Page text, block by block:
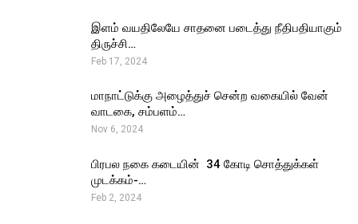
இளம் வயதிலேயே சாதனை படைத்து நீதிபதியாகும்
திருச்சி…
Feb 17, 2024
மாநாட்டுக்கு அழைத்துச் சென்ற வகையில் வேன்
வாடகை, சம்பளம்…
Nov 6, 2024
பிரபல நகை கடையின் ₹ 34 கோடி சொத்துக்கள்
முடக்கம்-…
Feb 2, 2024